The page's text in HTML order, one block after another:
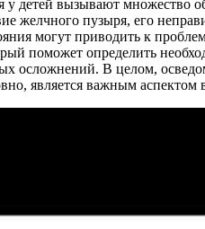
детей вызывают множество
желчного пузыря, его
могут приводить к
поможет определить
осложнений. В целом,
является важным аспектом в